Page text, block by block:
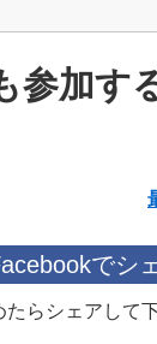
参加す
でシ
たらシェアして